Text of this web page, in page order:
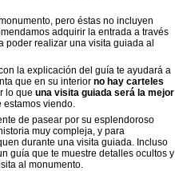
pero éstas no incluyen
adquirir la entrada a través
poder realizar una visita guiada al
la explicación del guía te ayudará a
que en su interior no hay carteles
lo que una visita guiada será la mejor
viendo.
de pasear por su esplendoroso
muy compleja, y para
durante una visita guiada. Incluso
guía que te muestre detalles ocultos y
al monumento.